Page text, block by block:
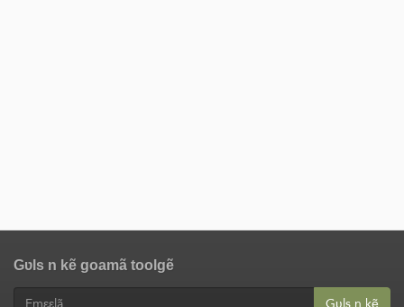
Gʋls n kẽ goamã toolgẽ